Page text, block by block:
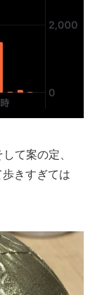
て案の定、
きすぎては